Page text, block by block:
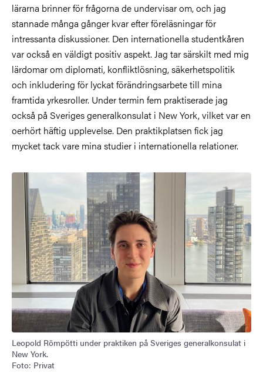
lärarna brinner för frågorna de undervisar om, och jag
stannade många gånger kvar efter föreläsningar för
intressanta diskussioner. Den internationella studentkåren
var också en väldigt positiv aspekt. Jag tar särskilt med mig
lärdomar om diplomati, konfliktlösning, säkerhetspolitik
och inkludering för lyckat förändringsarbete till mina
framtida yrkesroller. Under termin fem praktiserade jag
också på Sveriges generalkonsulat i New York, vilket var en
oerhört häftig upplevelse. Den praktikplatsen fick jag
mycket tack vare mina studier i internationella relationer.
Bild
Leopold Römpötti under praktiken på Sveriges generalkonsulat i
New York.
Foto: Privat